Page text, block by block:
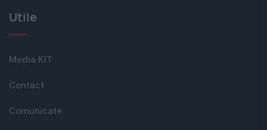
Utile
Media KIT
Contact
Comunicate